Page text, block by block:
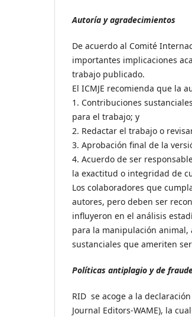
Autoría y agradecimientos
De acuerdo al Comité
importantes implicaciones
trabajo publicado.
El ICMJE recomienda que la
1. Contribuciones
para el trabajo; y
2. Redactar el trabajo o
3. Aprobación final de la
4. Acuerdo de ser
la exactitud o integridad de
Los colaboradores que
autores, pero deben ser
influyeron en el análisis
para la manipulación
sustanciales que ameriten
Políticas antiplagio y de
RID se acoge a la
Journal Editors-WAME), la